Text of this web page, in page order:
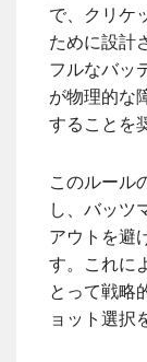
で、クリケ
ために設計
フルなバッ
が物理的な
することを
このルール
し、バッツ
アウトを避
す。これに
とって戦略
ョット選択